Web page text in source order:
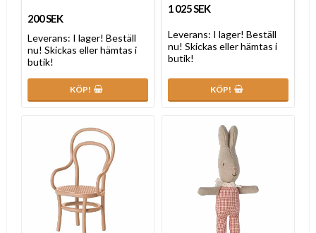
200 SEK
Leverans: I lager! Beställ
nu! Skickas eller hämtas i
butik!
KÖP!
1 025 SEK
Leverans: I lager! Beställ
nu! Skickas eller hämtas i
butik!
KÖP!